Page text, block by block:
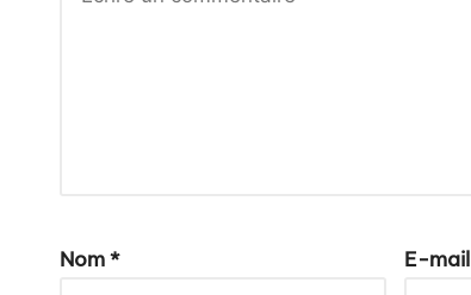
Nom* E-mail